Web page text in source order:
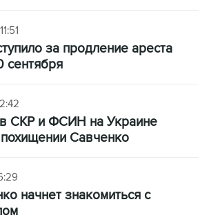
за продление ареста
сентября
СКР и ФСИН на Украине
Савченко
начнет знакомиться с